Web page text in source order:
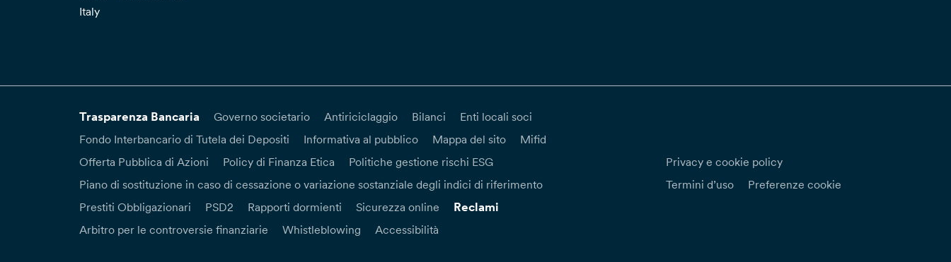
Italy
Trasparenza Bancaria Governo societario Antiriciclaggio Bilanci
Enti locali soci
Fondo Interbancario di Tutela dei Depositi
Informativa al pubblico Mappa del sito
Mifid
Offerta Pubblica di Azioni
Policy di Finanza Etica
Politiche gestione rischi ESG
Piano di sostituzione in caso di cessazione o variazione sostanziale degli indici di riferimento
Prestiti Obbligazionari
PSD2 Rapporti dormienti Sicurezza online Reclami
Arbitro per le controversie finanziarie Whistleblowing Accessibilità
Privacy e cookie policy
Termini d’uso
Preferenze cookie